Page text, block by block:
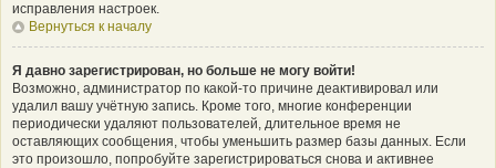
исправления настроек.
Вернуться к началу
Я давно зарегистрирован, но больше не могу войти!
Возможно, администратор по какой-то причине деактивировал или
удалил вашу учётную запись. Кроме того, многие конференции
периодически удаляют пользователей, длительное время не
оставляющих сообщения, чтобы уменьшить размер базы данных. Если
это произошло, попробуйте зарегистрироваться снова и активнее